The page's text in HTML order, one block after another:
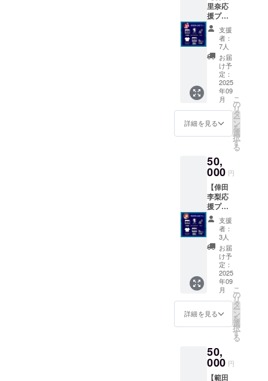
ロード
不可）
の視聴
権とメ
イン
キャス
トの
メッ
セージ
入りス
チー
ル、監
ぶ面白
グッズ
けしま
す。 ・
お礼動
画DL配
信（期
間限定1
年、ダ
ウン
ロード
可）
小林麻
祐子
計8種）
・メイ
キング
完全版
の配信
（期間
限定1ヶ
月程
度・ダ
ウン
ロード
定の
「はな
まる劇
場のい
ちばん
長い
日」長
編版の
配信
（期間
限定1ヶ
月程
度・ダ
ウン
ロード
・お礼
動画DL
限定1
年、ダ
ウン
ナルT
シャツ
（ver2
） ・特
製パン
フ
（ver2
） 増
ページ
16p ・
メイキ
ング完
全版の
月程
度・ダ
ウン
ロード
不可）
・来年
完成予
定の
「はな
まる劇
場のい
ちばん
長い
日」長
編版の
配信
（期間
限定1ヶ
ウン
ロード
不可）
里奈応
援プラ
ン】 ・
初咲里
奈のダ
ンス
シーン
特別編
集ムー
ビー配
信（期
間限定1
年、ダ
ウン
ロード
※「ダン
スを
もっと
見た
い」と
いう方
へ向け
た本編
とは違
う編集
の動画
・初咲
里奈の
アクリ
ルスタ
ンド1点
・初咲
ン入り
チェキ
（画像
支援
者：
7人
お届
け予
定：
2025
年09
月
詳細を見る
こ
の
リ
タ
ー
ン
を
選
択
す
る
50,
000 円
【倖田
李梨応
援プラ
ン】 ・
倖田李
梨のダ
ンス
シーン
特別編
集ムー
ビー配
信（期
間限定1
年、ダ
ウン
ロード
※「ダン
スを
もっと
見た
支援
者：
3人
お届
け予
定：
2025
年09
月
詳細を見る
こ
の
リ
タ
ー
ン
を
選
択
す
る
50,
000 円
【範田